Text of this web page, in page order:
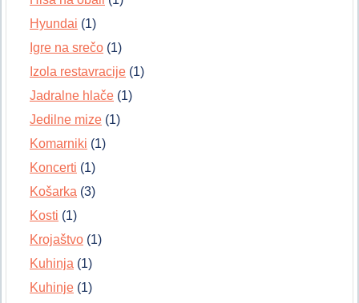
Hyundai (1)
Igre na srečo (1)
Izola restavracije (1)
Jadralne hlače (1)
Jedilne mize (1)
Komarniki (1)
Koncerti (1)
Košarka (3)
Kosti (1)
Krojaštvo (1)
Kuhinja (1)
Kuhinje (1)